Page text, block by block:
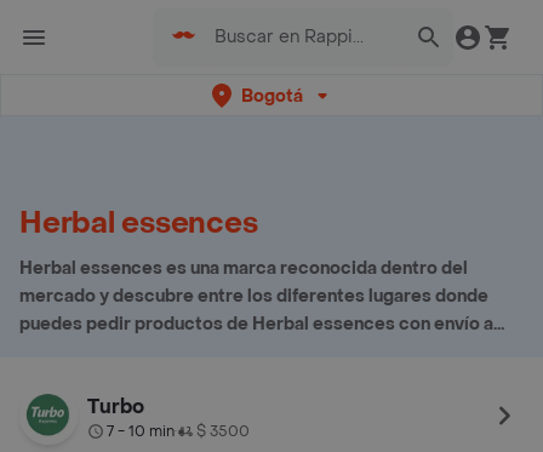
Bogotá
Herbal essences
Herbal essences es una marca reconocida dentro del
mercado y descubre entre los diferentes lugares donde
puedes pedir productos de Herbal essences con envío a
Turbo
7 - 10 min• $ 3500